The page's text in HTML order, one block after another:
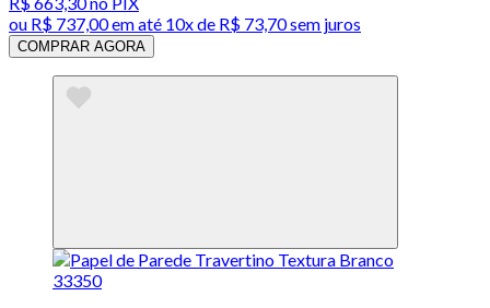
ou R$ 737,00em até 10x de R$ 73,70 sem juros
COMPRAR AGORA